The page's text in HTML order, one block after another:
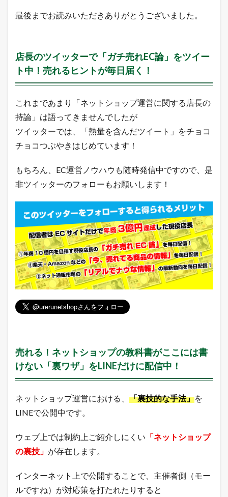
L
I
け
に
信
！
1.3
月
1
万
P
V
上
の
ア
ク
セ
ス
数
を
獲
得
き
る
を
完
全
無
提
供
い
し
ま
す
ク
セ
最後までお読みいただきありがとうございました。
店長のツイッターで「ガチ売れEC論」をツイー
ト中！売れるヒントが毎日届く！
これまであまり「ネットショップ運営に関する店長の
持論」は語ってきませんでしたが
ツイッターでは、「熱量を含んだツイート」をチョコ
チョコつぶやきはじめています！
もちろん、EC運営ノウハウも随時発信中ですので、是
非ツイッターのフォローもお願いします！
売れる！ネットショップの教科書がここには書
けない「裏ワザ」をLINEだけに配信中！
ネットショップ運営における、 「裏技的な手法」を
LINEで公開中です。
ウェブ上では制約上ご紹介しにくい 「ネットショップ
の裏技」 が存在します。
インターネット上で公開することで、主催者側（モー
ルですね）が対応策を打たれたりすると